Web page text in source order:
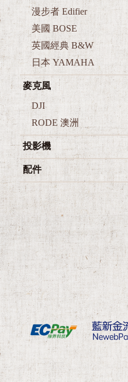
漫步者 Edifier
美國 BOSE
英國經典 B&W
日本 YAMAHA
麥克風
DJI
RODE 澳洲
投影機
配件